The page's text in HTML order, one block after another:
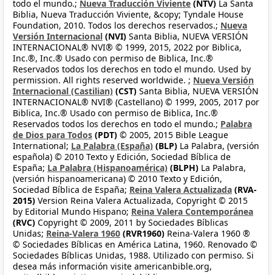
todo el mundo.; Nueva Traducción Viviente (NTV) La Santa
Biblia, Nueva Traducción Viviente, &copy; Tyndale House
Foundation, 2010. Todos los derechos reservados.; Nueva
Versión Internacional (NVI) Santa Biblia, NUEVA VERSIÓN
INTERNACIONAL® NVI® © 1999, 2015, 2022 por Biblica,
Inc.®, Inc.® Usado con permiso de Biblica, Inc.®
Reservados todos los derechos en todo el mundo. Used by
permission. All rights reserved worldwide. ; Nueva Versión
Internacional (Castilian) (CST) Santa Biblia, NUEVA VERSIÓN
INTERNACIONAL® NVI® (Castellano) © 1999, 2005, 2017 por
Biblica, Inc.® Usado con permiso de Biblica, Inc.®
Reservados todos los derechos en todo el mundo.; Palabra
de Dios para Todos (PDT) © 2005, 2015 Bible League
International; La Palabra (España) (BLP) La Palabra, (versión
española) © 2010 Texto y Edición, Sociedad Bíblica de
España; La Palabra (Hispanoamérica) (BLPH) La Palabra,
(versión hispanoamericana) © 2010 Texto y Edición,
Sociedad Bíblica de España; Reina Valera Actualizada (RVA-
2015) Version Reina Valera Actualizada, Copyright © 2015
by Editorial Mundo Hispano; Reina Valera Contemporánea
(RVC) Copyright © 2009, 2011 by Sociedades Bíblicas
Unidas; Reina-Valera 1960 (RVR1960) Reina-Valera 1960 ®
© Sociedades Bíblicas en América Latina, 1960. Renovado ©
Sociedades Bíblicas Unidas, 1988. Utilizado con permiso. Si
desea más información visite americanbible.org,